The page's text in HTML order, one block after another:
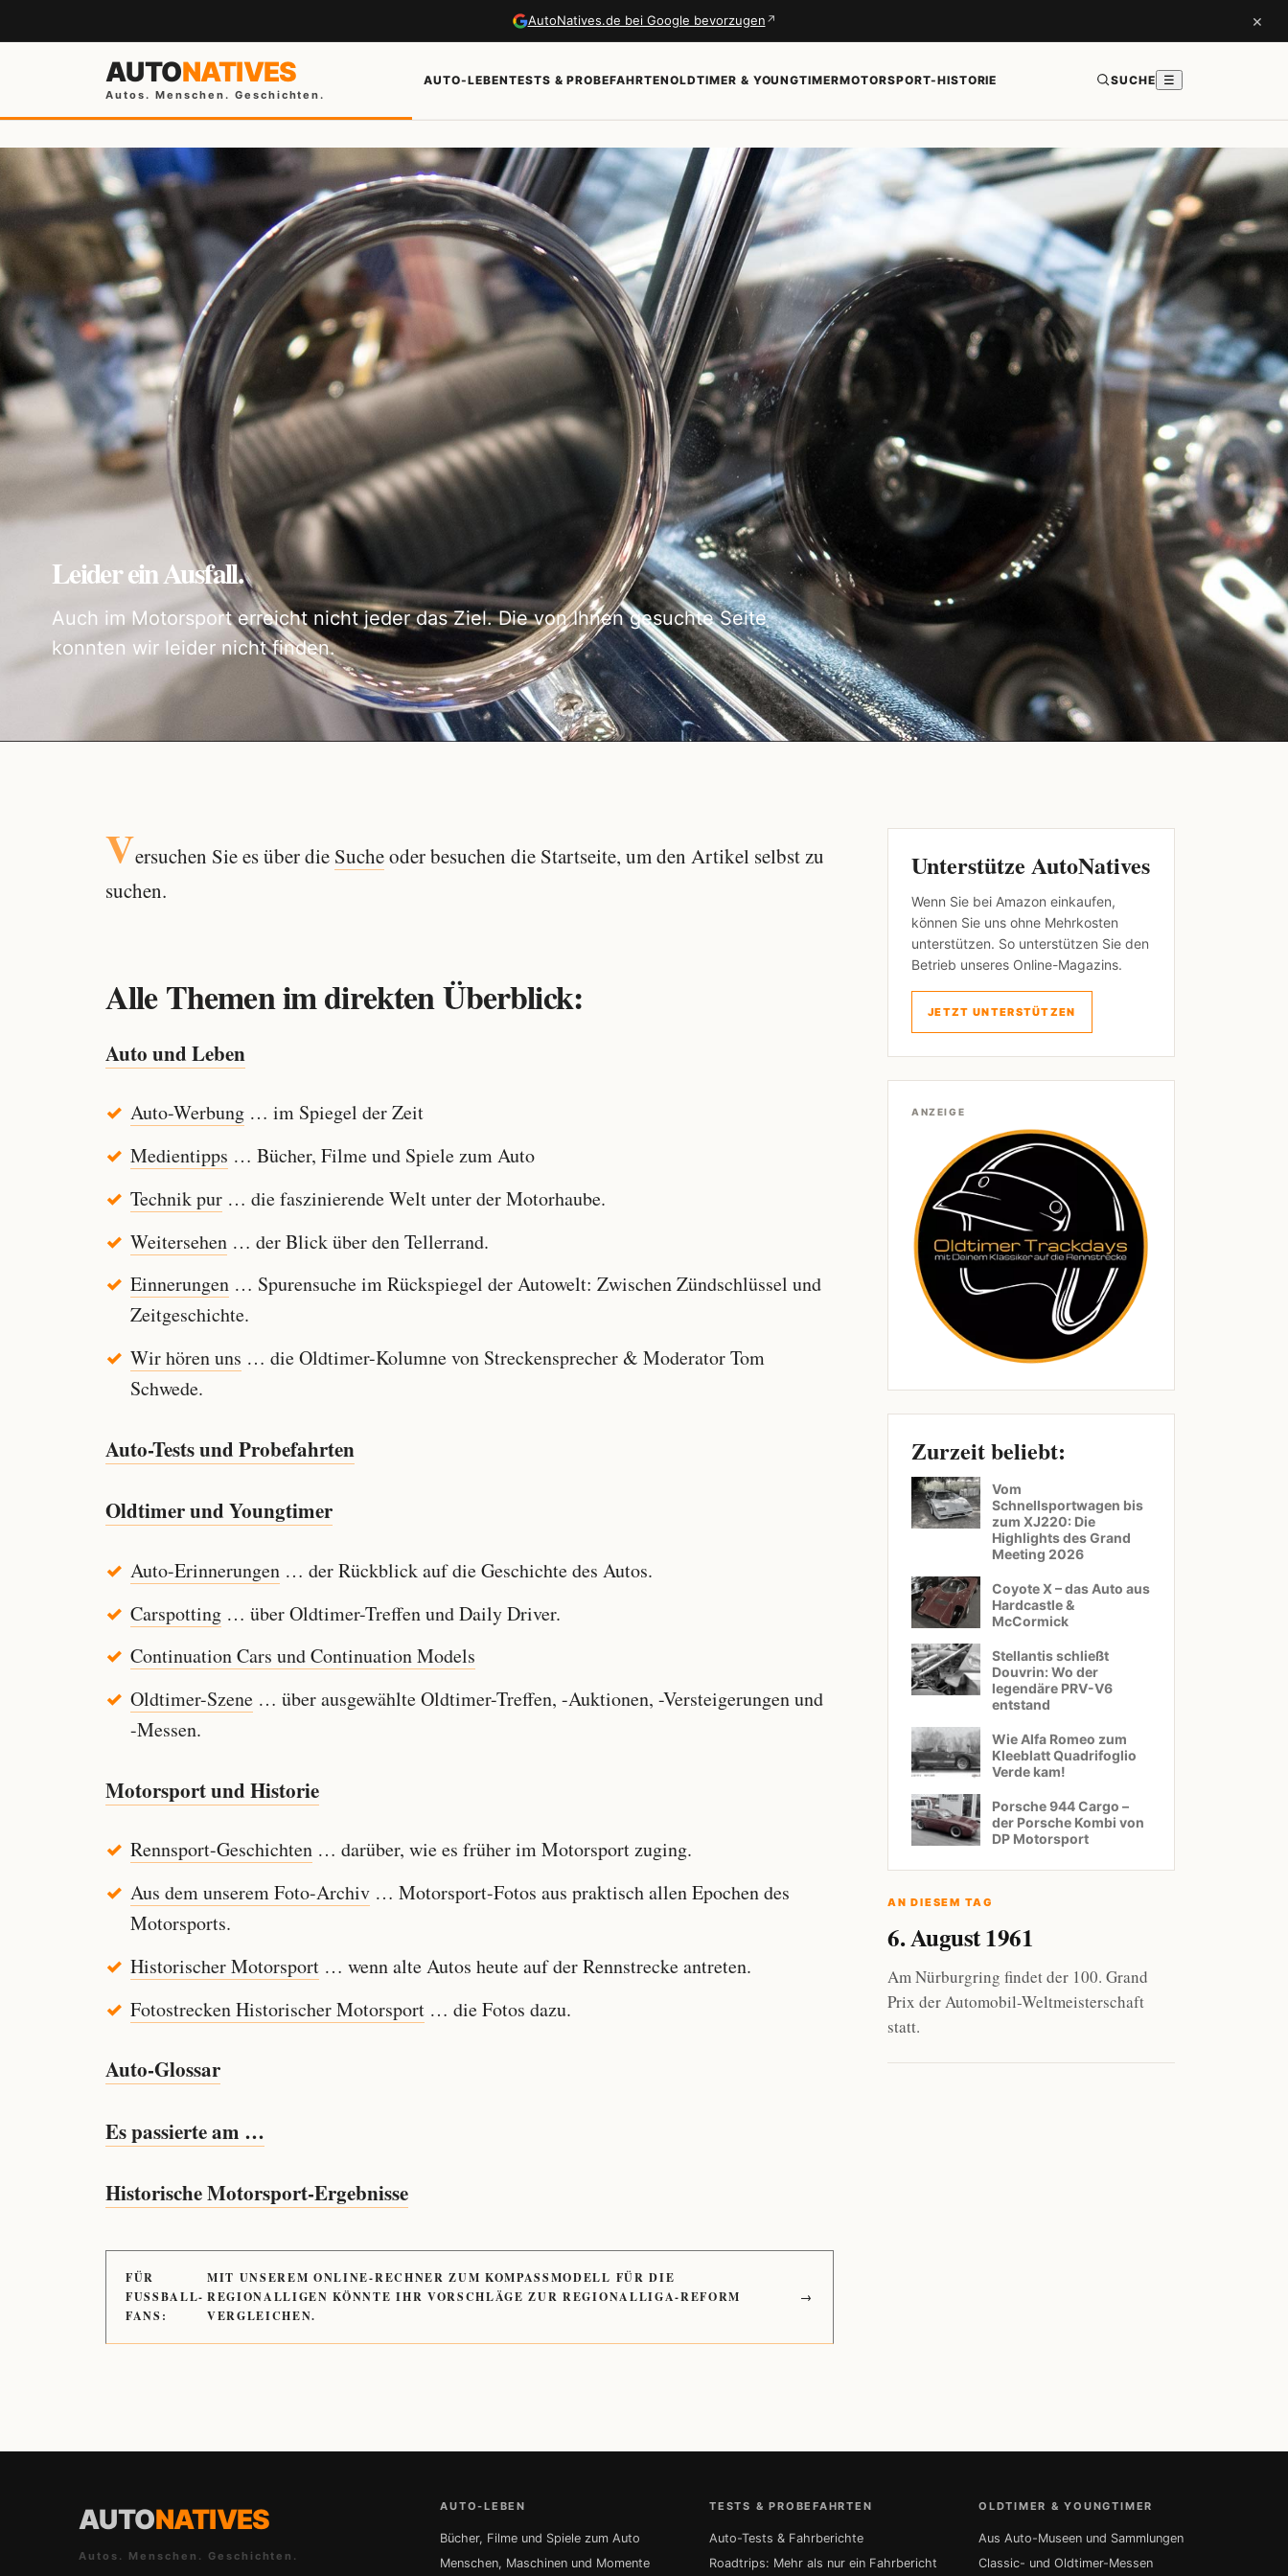
AutoNatives.de bei Google bevorzugen ↗ ×
AUTONATIVES
Autos. Menschen. Geschichten.
AUTO-LEBENTESTS & PROBEFAHRTENOLDTIMER & YOUNGTIMERMOTORSPORT-HISTORIE SUCHE ☰
Leider ein Ausfall.
Auch im Motorsport erreicht nicht jeder das Ziel. Die von Ihnen gesuchte Seite
konnten wir leider nicht finden.
Versuchen Sie es über die Sucheoder besuchen die Startseite, um den Artikel selbst zu
suchen.
Alle Themen im direkten Überblick:
Auto und Leben
Auto-Werbung… im Spiegel der Zeit
Medientipps … Bücher, Filme und Spiele zum Auto
Technik pur… die faszinierende Welt unter der Motorhaube.
Weitersehen… der Blick über den Tellerrand.
Einnerungen… Spurensuche im Rückspiegel der Autowelt: Zwischen Zündschlüssel und
Zeitgeschichte.
Wir hören uns … die Oldtimer-Kolumne von Streckensprecher & Moderator Tom
Schwede.
Auto-Tests und Probefahrten
Oldtimer und Youngtimer
Auto-Erinnerungen… der Rückblick auf die Geschichte des Autos.
Carspotting… über Oldtimer-Treffen und Daily Driver.
Continuation Cars und Continuation Models
Oldtimer-Szene… über ausgewählte Oldtimer-Treffen, -Auktionen, -Versteigerungen und
-Messen.
Motorsport und Historie
Rennsport-Geschichten… darüber, wie es früher im Motorsport zuging.
Aus dem unserem Foto-Archiv… Motorsport-Fotos aus praktisch allen Epochen des
Motorsports.
Historischer Motorsport… wenn alte Autos heute auf der Rennstrecke antreten.
Fotostrecken Historischer Motorsport… die Fotos dazu.
Auto-Glossar
Es passierte am …
Historische Motorsport-Ergebnisse
FÜR
FUSSBALL-
FANS:
MIT UNSEREM ONLINE-RECHNER ZUM KOMPASSMODELL FÜR DIE
REGIONALLIGEN KÖNNTE IHR VORSCHLÄGE ZUR REGIONALLIGA-REFORM
VERGLEICHEN.
→
Unterstütze AutoNatives
Wenn Sie bei Amazon einkaufen,
können Sie uns ohne Mehrkosten
unterstützen. So unterstützen Sie den
Betrieb unseres Online-Magazins.
JETZT UNTERSTÜTZEN
ANZEIGE
Zurzeit beliebt:
Vom
Schnellsportwagen bis
zum XJ220: Die
Highlights des Grand
Meeting 2026
Coyote X – das Auto aus
Hardcastle &
McCormick
Stellantis schließt
Douvrin: Wo der
legendäre PRV-V6
entstand
Wie Alfa Romeo zum
Kleeblatt Quadrifoglio
Verde kam!
Porsche 944 Cargo –
der Porsche Kombi von
DP Motorsport
AN DIESEM TAG
6. August 1961
Am Nürburgring findet der 100. Grand
Prix der Automobil-Weltmeisterschaft
statt.
AUTONATIVES
Autos. Menschen. Geschichten.
AUTO-LEBEN
Bücher, Filme und Spiele zum Auto
Menschen, Maschinen und Momente
TESTS & PROBEFAHRTEN
Auto-Tests & Fahrberichte
Roadtrips: Mehr als nur ein Fahrbericht
OLDTIMER & YOUNGTIMER
Aus Auto-Museen und Sammlungen
Classic- und Oldtimer-Messen